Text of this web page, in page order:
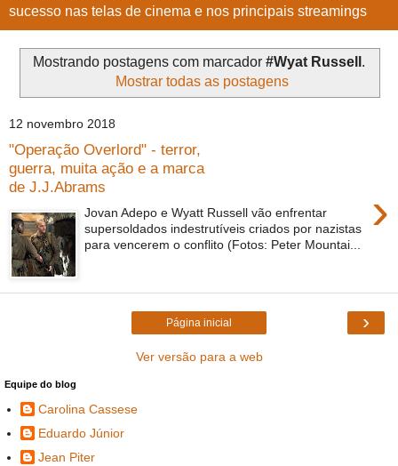
sucesso nas telas de cinema e nos principais streamings
Mostrando postagens com marcador #Wyat Russell .
Mostrar todas as postagens
12 novembro 2018
"Operação Overlord" - terror,
guerra, muita ação e a marca
de J.J.Abrams
›
Jovan Adepo e Wyatt Russell vão enfrentar
supersoldados indestrutíveis criados por nazistas
para vencerem o conflito (Fotos: Peter Mountai...
›
Página inicial
Ver versão para a web
Equipe do blog
Carolina Cassese
Eduardo Júnior
Jean Piter